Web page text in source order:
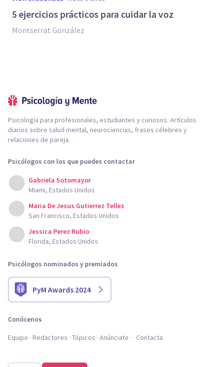
5 ejercicios prácticos para cuidar la voz
Montserrat González
Psicología para profesionales, estudiantes y curiosos. Artículos
diarios sobre salud mental, neurociencias, frases célebres y
relaciones de pareja.
Psicólogos con los que puedes contactar
Gabriela Sotomayor
Miami, Estados Unidos
Maria De Jesus Gutierrez Tellez
San Francisco, Estados Unidos
Jessica Perez Rubio
Florida, Estados Unidos
Psicólogos nominados y premiados
PyM Awards 2024
Conócenos
Equipo Redactores Tópicos Anúnciate Contacta